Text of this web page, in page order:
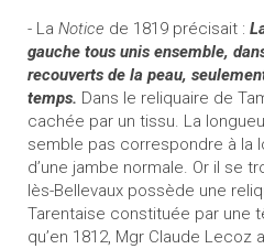
- La Notice de 1819 précisait :
gauche tous unis ensemble,
recouverts de la peau,
temps. Dans le reliquaire de
cachée par un tissu. La
semble pas correspondre à la
d’une jambe normale. Or il se
lès-Bellevaux possède une
Tarentaise constituée par une
qu’en 1812, Mgr Claude